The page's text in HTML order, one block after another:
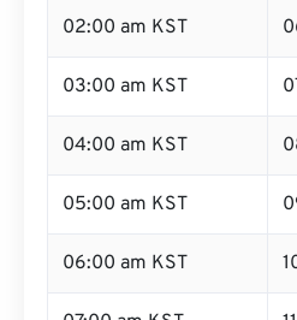
02:00 am KST
03:00 am KST
04:00 am KST
05:00 am KST
06:00 am KST